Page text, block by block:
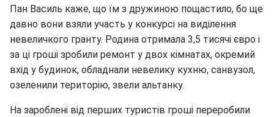
Пан Василь каже, що їм з дружиною пощастило, бо ще
давно вони взяли участь у конкурсі на виділення
невеличкого гранту. Родина отримала 3,5 тисячі євро і
за ці гроші зробили ремонт у двох кімнатах, окремий
вхід у будинок, обладнали невелику кухню, санвузол,
озеленили територію, звели альтанку.
На зароблені від перших туристів гроші переробили